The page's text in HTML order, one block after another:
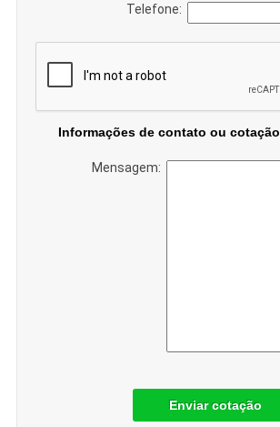
Telefone:
Informações de contato ou cotação
Mensagem:
Enviar cotação